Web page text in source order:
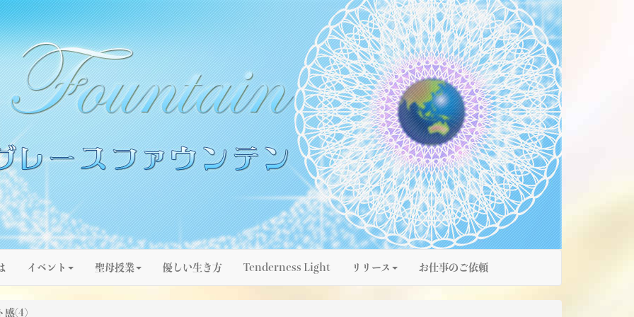
イベント 聖母授業 優しい生き方 Tenderness Light リリース お仕事のご依頼
感(4)